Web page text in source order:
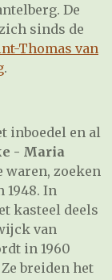
De
sinds de
Thomas van
.
inboedel en al
- Maria
zoeken
1948. In
kasteel deels
van
in 1960
breiden het